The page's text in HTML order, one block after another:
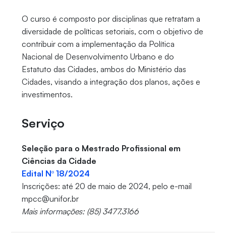
O curso é composto por disciplinas que retratam a
diversidade de políticas setoriais, com o objetivo de
contribuir com a implementação da Política
Nacional de Desenvolvimento Urbano e do
Estatuto das Cidades, ambos do Ministério das
Cidades, visando a integração dos planos, ações e
investimentos.
Serviço
Seleção para o Mestrado Profissional em
Ciências da Cidade
Edital Nº 18/2024
Inscrições: até 20 de maio de 2024, pelo e-mail
mpcc@unifor.br
Mais informações: (85) 3477.3166